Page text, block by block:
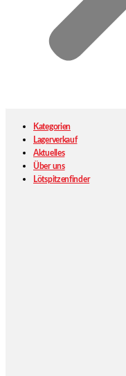
Kategorien
Lagerverkauf
Aktuelles
Über uns
Lötspitzenfinder